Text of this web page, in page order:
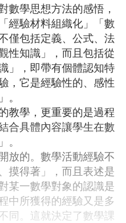
數學思想方法的感悟，
經驗材料組織化」「數
僅包括定義、公式、法
性知識」，而且包括從
」，即帶有個體認知特
，它是經驗性的、感性
教學，更重要的是過程
合具體內容讓學生在數
放的。數學活動經驗不
摸得著」，而且表述是
某一數學對象的認識是
中所獲得的經驗又是多
同。這就決定了數學課